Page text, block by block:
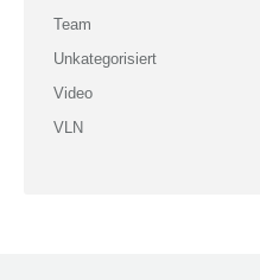
Team
Unkategorisiert
Video
VLN